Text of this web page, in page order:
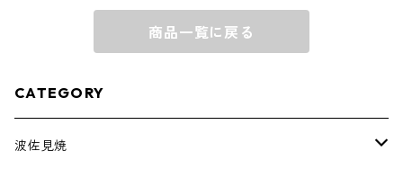
商品一覧に戻る
CATEGORY
波佐見焼